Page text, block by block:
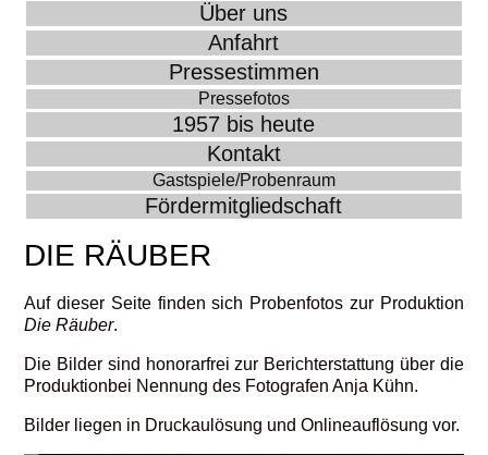
Über uns
Anfahrt
Pressestimmen
Pressefotos
1957 bis heute
Kontakt
Gastspiele/Probenraum
Fördermitgliedschaft
DIE RÄUBER
Auf dieser Seite finden sich Probenfotos zur Produktion
Die Räuber.
Die Bilder sind honorarfrei zur Berichterstattung über die
Produktionbei Nennung des Fotografen Anja Kühn.
Bilder liegen in Druckaulösung und Onlineauflösung vor.